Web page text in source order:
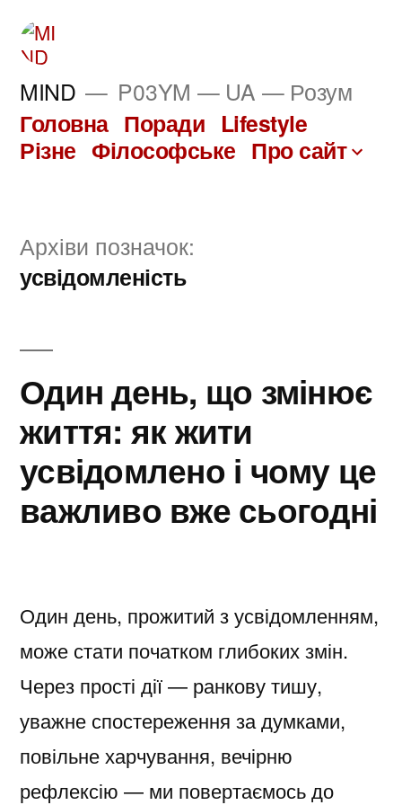
Перейти
вмісту
MIND P03YM — UA — Розум
Головна Поради Lifestyle
Різне Філософське Про сайт
Архіви позначок:
усвідомленість
Один день, що змінює
життя: як жити
усвідомлено і чому це
важливо вже сьогодні
Один день, прожитий з усвідомленням,
може стати початком глибоких змін.
Через прості дії — ранкову тишу,
уважне спостереження за думками,
повільне харчування, вечірню
рефлексію — ми повертаємось до